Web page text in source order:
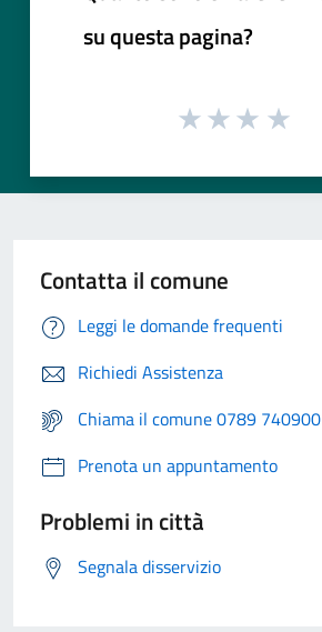
su questa pagina?
Contatta il comune
Leggi le domande frequenti
Richiedi Assistenza
Chiama il comune 0789 740900
Prenota un appuntamento
Problemi in città
Segnala disservizio